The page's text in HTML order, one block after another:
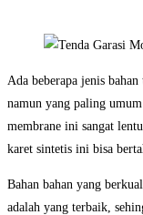
Ada beberapa jenis
namun yang paling
membrane ini sangat
karet sintetis ini bisa
Bahan bahan yang
adalah yang terbaik,